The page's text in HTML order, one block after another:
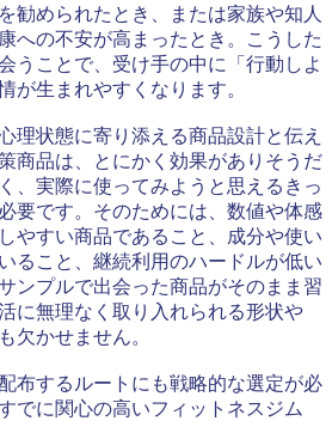
勧められたとき、または家族や知人
への不安が高まったとき。こうした
うことで、受け手の中に「行動しよ
が生まれやすくなります。
理状態に寄り添える商品設計と伝え
商品は、とにかく効果がありそうだ
、実際に使ってみようと思えるきっ
要です。そのためには、数値や体感
やすい商品であること、成分や使い
ること、継続利用のハードルが低い
ンプルで出会った商品がそのまま習
に無理なく取り入れられる形状や
欠かせません。
布するルートにも戦略的な選定が必
でに関心の高いフィットネスジム